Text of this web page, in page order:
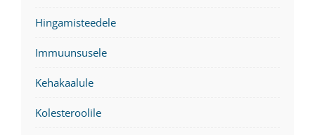
Hingamisteedele
Immuunsusele
Kehakaalule
Kolesteroolile